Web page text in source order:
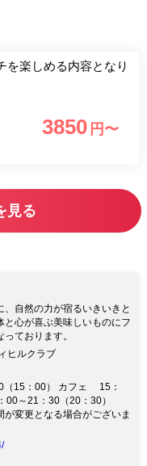
を楽しめる内容となり
3850 円〜
見る
、自然の力が宿るいきいきと
と心が喜ぶ美味しいものにフ
ております。
ヒルクラブ
15：00） カフェ 15：
00～21：30（20：30）
変更となる場合がございま